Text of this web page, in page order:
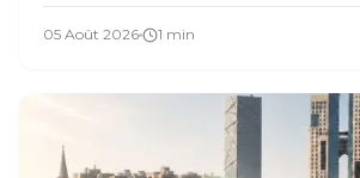
05 Août 2026 1 min